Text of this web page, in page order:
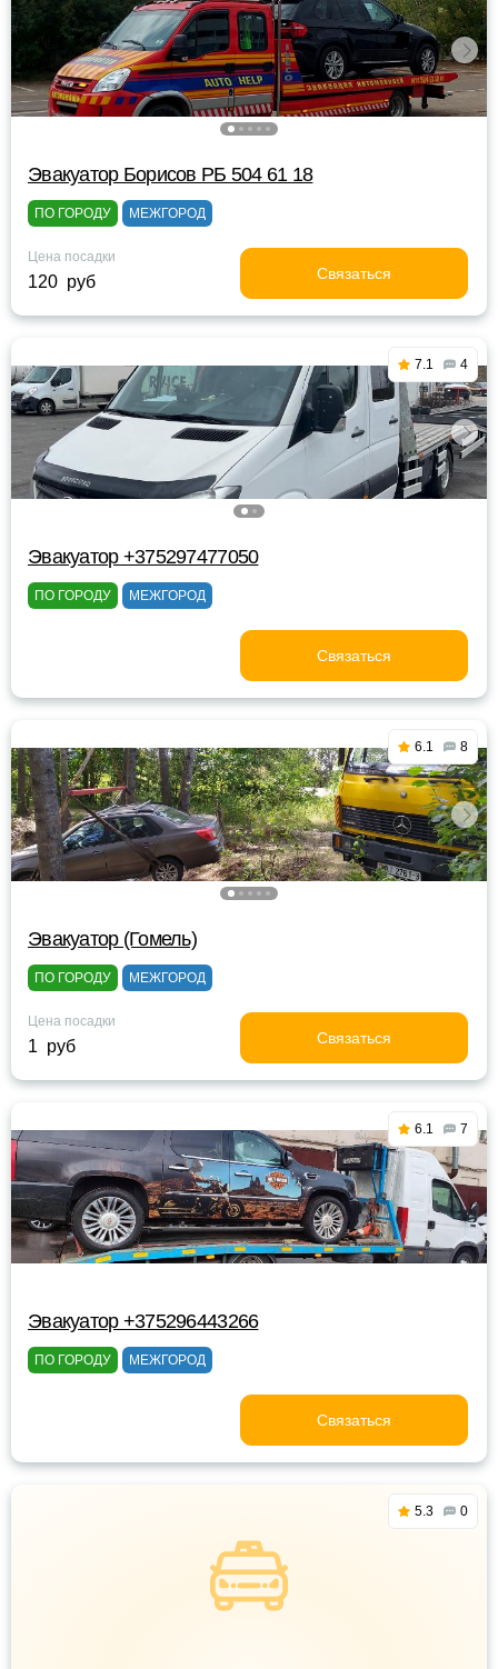
Эвакуатор Борисов РБ 504 61 18
ПО ГОРОДУ МЕЖГОРОД
Цена посадки
120 руб Связаться
7.1 4
Эвакуатор +375297477050
ПО ГОРОДУ МЕЖГОРОД
Связаться
6.1 8
Эвакуатор (Гомель)
ПО ГОРОДУ МЕЖГОРОД
Цена посадки
1 руб Связаться
6.1 7
Эвакуатор +375296443266
ПО ГОРОДУ МЕЖГОРОД
Связаться
5.3 0